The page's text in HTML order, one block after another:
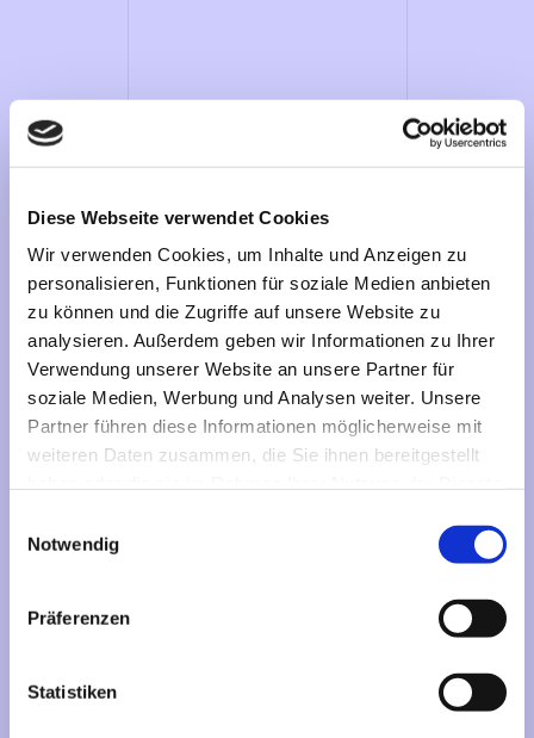
Diese Webseite verwendet Cookies
Wir verwenden Cookies, um Inhalte und Anzeigen zu
personalisieren, Funktionen für soziale Medien anbieten
zu können und die Zugriffe auf unsere Website zu
analysieren. Außerdem geben wir Informationen zu Ihrer
Verwendung unserer Website an unsere Partner für
soziale Medien, Werbung und Analysen weiter. Unsere
Partner führen diese Informationen möglicherweise mit
weiteren Daten zusammen, die Sie ihnen bereitgestellt
Notwendig
Präferenzen
Statistiken